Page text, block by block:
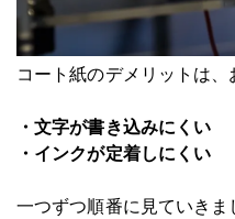
コート紙のデメリットは、
・文字が書き込みにくい
・インクが定着しにくい
一つずつ順番に見ていきま